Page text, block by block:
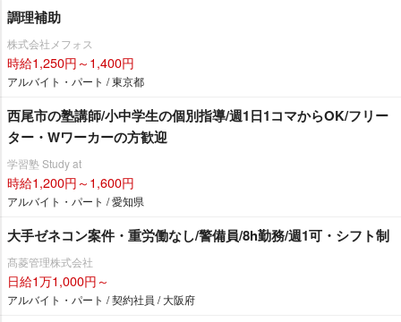
調理補助
株式会社メフォス
時給1,250円～1,400円
アルバイト・パート / 東京都
西尾市の塾講師/小中学生の個別指導/週1日1コマからOK/フリー
ター・Wワーカーの方歓迎
学習塾 Study at
時給1,200円～1,600円
アルバイト・パート / 愛知県
大手ゼネコン案件・重労働なし/警備員/8h勤務/週1可・シフト制
髙菱管理株式会社
日給1万1,000円～
アルバイト・パート / 契約社員 / 大阪府